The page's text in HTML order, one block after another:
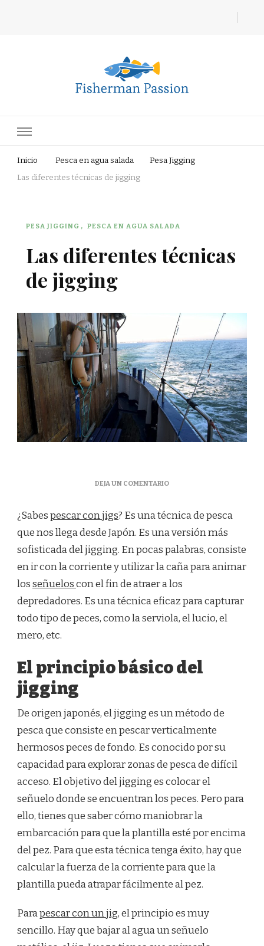
Inicio Pesca en agua salada
Pesa Jigging
Las diferentes técnicas de jigging
PESA JIGGING PESCA EN AGUA SALADA
Las diferentes técnicas
de jigging
DEJA UN COMENTARIOEN
TÉCNICAS
JIGGING
¿Sabespescar con jigs? Es una técnica de pesca
que nos llega desde Japón. Es una versión más
sofisticada del jigging. En pocas palabras, consiste
en ir con la corriente y utilizar la caña para animar
losseñueloscon el fin de atraer a los
depredadores. Es una técnica eficaz para capturar
todo tipo de peces, como la serviola, el lucio, el
mero, etc.
El principio básico del
jigging
De origen japonés, el jigging es un método de
pesca que consiste en pescar verticalmente
hermosos peces de fondo. Es conocido por su
capacidad para explorar zonas de pesca de difícil
acceso. El objetivo del jigging es colocar el
señuelo donde se encuentran los peces. Pero para
ello, tienes que saber cómo maniobrar la
embarcación para que la plantilla esté por encima
del pez. Para que esta técnica tenga éxito, hay que
calcular la fuerza de la corriente para que la
plantilla pueda atrapar fácilmente al pez.
Parapescar con un jig, el principio es muy
sencillo. Hay que bajar al agua un señuelo